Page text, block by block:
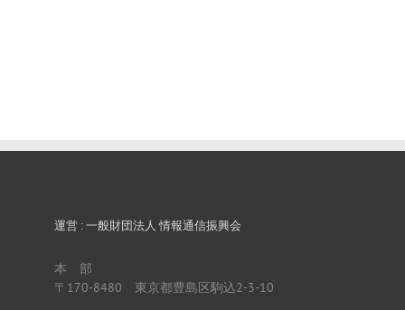
運営 : 一般財団法人 情報通信振興会
本 部
〒170-8480 東京都豊島区駒込2-3-10